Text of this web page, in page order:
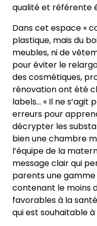
qualité et référente
Dans cet espace «
plastique, mais du
meubles, ni de
pour éviter le
des cosmétiques,
rénovation ont été
labels… « Il ne s’agit
erreurs pour
décrypter les
bien une chambre
l’équipe de la
message clair qui
parents une
contenant le moins
favorables à la
qui est souhaitable